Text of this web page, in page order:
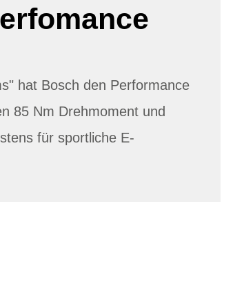
hat Bosch den Performance
85 Nm Drehmoment und
für sportliche E-